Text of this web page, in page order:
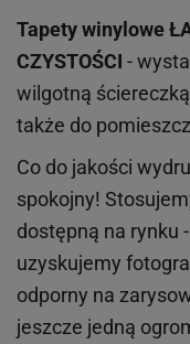
Tapety winylowe
CZYSTOŚCI -
wilgotną
także do
Co do jakości
spokojny!
dostępną na rynku
uzyskujemy
odporny na
jeszcze jedną